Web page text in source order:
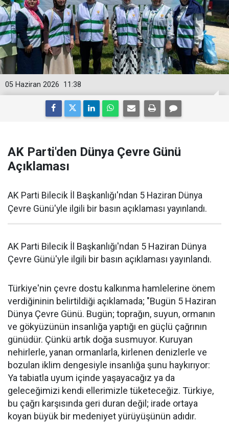
11:38
05 Haziran 2026
AK Parti'den Dünya Çevre Günü
Açıklaması
AK Parti Bilecik İl Başkanlığı'ndan 5 Haziran Dünya
Çevre Günü'yle ilgili bir basın açıklaması yayınlandı.
AK Parti Bilecik İl Başkanlığı'ndan 5 Haziran Dünya
Çevre Günü'yle ilgili bir basın açıklaması yayınlandı.
Türkiye'nin çevre dostu kalkınma hamlelerine önem
verdiğininin belirtildiği açıklamada; "Bugün 5 Haziran
Dünya Çevre Günü. Bugün; toprağın, suyun, ormanın
ve gökyüzünün insanlığa yaptığı en güçlü çağrının
günüdür. Çünkü artık doğa susmuyor. Kuruyan
nehirlerle, yanan ormanlarla, kirlenen denizlerle ve
bozulan iklim dengesiyle insanlığa şunu haykırıyor:
Ya tabiatla uyum içinde yaşayacağız ya da
geleceğimizi kendi ellerimizle tüketeceğiz. Türkiye,
bu çağrı karşısında geri duran değil; irade ortaya
koyan büyük bir medeniyet yürüyüşünün adıdır.